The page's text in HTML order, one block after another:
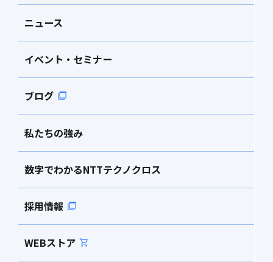
ニュース
イベント・セミナー
ブログ
私たちの強み
数字でわかるNTTテクノクロス
採用情報
WEBストア